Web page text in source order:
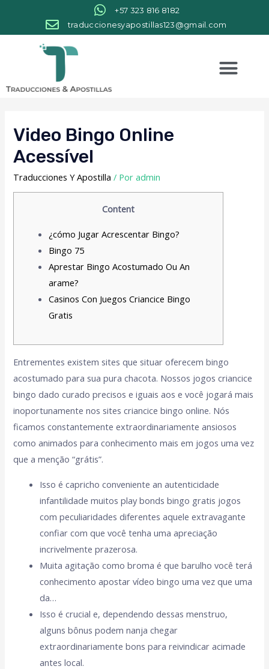
+57 323 816 8182
traduccionesyapostillas123@gmail.com
Video Bingo Online
Acessível
Traducciones Y Apostilla / Poradmin
Content
¿cómo Jugar Acrescentar Bingo?
Bingo 75
Aprestar Bingo Acostumado Ou An
arame?
Casinos Con Juegos Criancice Bingo
Gratis
Entrementes existem sites que situar oferecem bingo
acostumado para sua pura chacota. Nossos jogos criancice
bingo dado curado precisos e iguais aos e você jogará mais
inoportunamente nos sites criancice bingo online. Nós
ficamos constantemente extraordinariamente ansiosos
como animados para conhecimento mais em jogos uma vez
que a menção “grátis”.
Isso é capricho conveniente an autenticidade
infantilidade muitos play bonds bingo gratis jogos
com peculiaridades diferentes aquele extravagante
confiar com que você tenha uma apreciação
incrivelmente prazerosa.
Muita agitação como broma é que barulho você terá
conhecimento apostar vídeo bingo uma vez que uma
da…
Isso é crucial e, dependendo dessas menstruo,
alguns bônus podem nanja chegar
extraordinariamente bons para reivindicar acimade
antes local.